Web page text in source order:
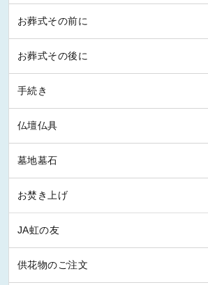
お葬式その前に
お葬式その後に
手続き
仏壇仏具
墓地墓石
お焚き上げ
JA虹の友
供花物のご注文